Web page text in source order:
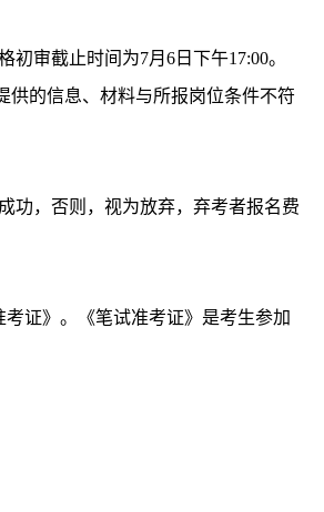
审截止时间为7月6日下午17:00。
供的信息、材料与所报岗位条件不符
功，否则，视为放弃，弃考者报名费
证》。《笔试准考证》是考生参加